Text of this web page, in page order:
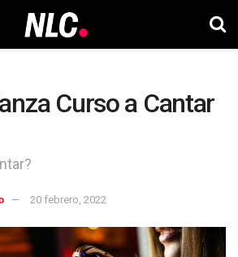
Curso a Cantar
20 febrero, 2022